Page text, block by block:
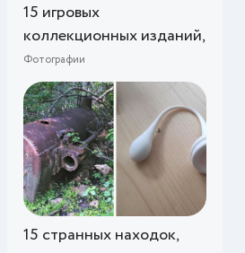
15 игровых
коллекционных изданий,
Фотографии
15 странных находок,